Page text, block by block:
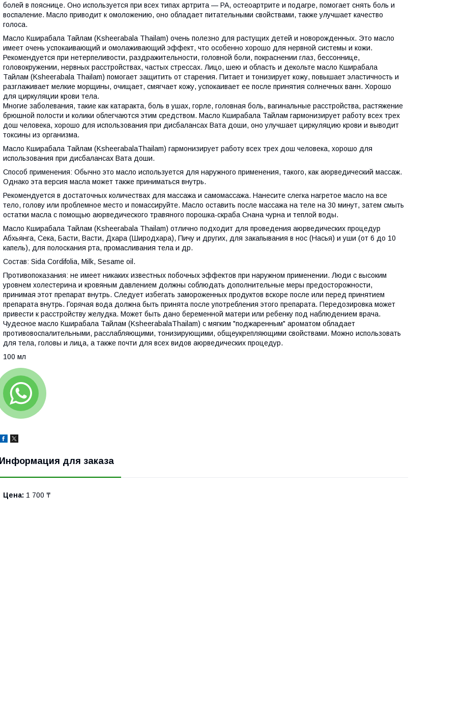
болей в пояснице. Оно используется при всех типах артрита — РА, остеоартрите и подагре, помогает снять боль и
воспаление. Масло приводит к омоложению, оно обладает питательными свойствами, также улучшает качество
голоса.
Масло Кширабала Тайлам (Ksheerabala Thailam) очень полезно для растущих детей и новорожденных. Это масло
имеет очень успокаивающий и омолаживающий эффект, что особенно хорошо для нервной системы и кожи.
Рекомендуется при нетерпеливости, раздражительности, головной боли, покраснении глаз, бессоннице,
головокружении, нервных расстройствах, частых стрессах. Лицо, шею и область и декольте масло Кширабала
Тайлам (Ksheerabala Thailam) помогает защитить от старения. Питает и тонизирует кожу, повышает эластичность и
разглаживает мелкие морщины, очищает, смягчает кожу, успокаивает ее после принятия солнечных ванн. Хорошо
для циркуляции крови тела.
Многие заболевания, такие как катаракта, боль в ушах, горле, головная боль, вагинальные расстройства, растяжение
брюшной полости и колики облегчаются этим средством. Масло Кширабала Тайлам гармонизирует работу всех трех
дош человека, хорошо для использования при дисбалансах Вата доши, оно улучшает циркуляцию крови и выводит
токсины из организма.
Масло Кширабала Тайлам (KsheerabalaThailam) гармонизирует работу всех трех дош человека, хорошо для
использования при дисбалансах Вата доши.
Способ применения: Обычно это масло используется для наружного применения, такого, как аюрведический массаж.
Однако эта версия масла может также приниматься внутрь.
Рекомендуется в достаточных количествах для массажа и самомассажа. Нанесите слегка нагретое масло на все
тело, голову или проблемное место и помассируйте. Масло оставить после массажа на теле на 30 минут, затем смыть
остатки масла с помощью аюрведического травяного порошка-скраба Снана чурна и теплой воды.
Масло Кширабала Тайлам (Ksheerabala Thailam) отлично подходит для проведения аюрведических процедур
Абхьянга, Сека, Басти, Васти, Дхара (Широдхара), Пичу и других, для закапывания в нос (Насья) и уши (от 6 до 10
капель), для полоскания рта, промасливания тела и др.
Состав: Sida Cordifolia, Milk, Sesame oil.
Противопоказания: не имеет никаких известных побочных эффектов при наружном применении. Люди с высоким
уровнем холестерина и кровяным давлением должны соблюдать дополнительные меры предосторожности,
принимая этот препарат внутрь. Следует избегать замороженных продуктов вскоре после или перед принятием
препарата внутрь. Горячая вода должна быть принята после употребления этого препарата. Передозировка может
привести к расстройству желудка. Может быть дано беременной матери или ребенку под наблюдением врача.
Чудесное масло Кширабала Тайлам (KsheerabalaThailam) с мягким "поджаренным" ароматом обладает
противовоспалительными, расслабляющими, тонизирующими, общеукрепляющими свойствами. Можно использовать
для тела, головы и лица, а также почти для всех видов аюрведических процедур.
100 мл
Информация для заказа
Цена: 1 700 ₸